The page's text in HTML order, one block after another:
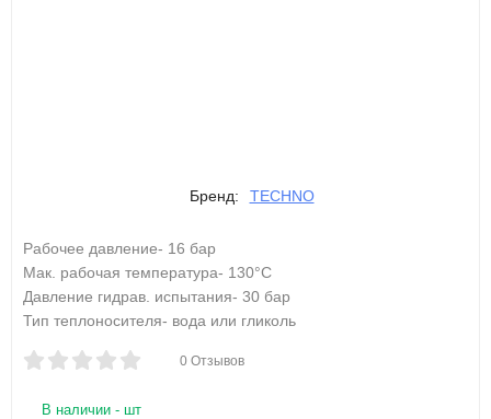
Бренд: TECHNO
Рабочее давление- 16 бар
Мак. рабочая температура- 130°С
Давление гидрав. испытания- 30 бар
Тип теплоносителя- вода или гликоль
0 Отзывов
В наличии - шт